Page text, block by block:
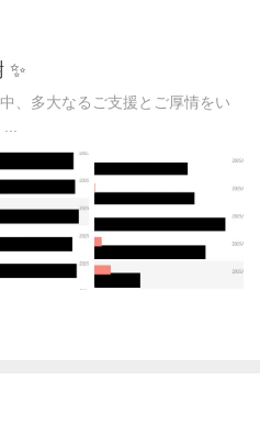
✨
、多大なるご支援とご厚情をい